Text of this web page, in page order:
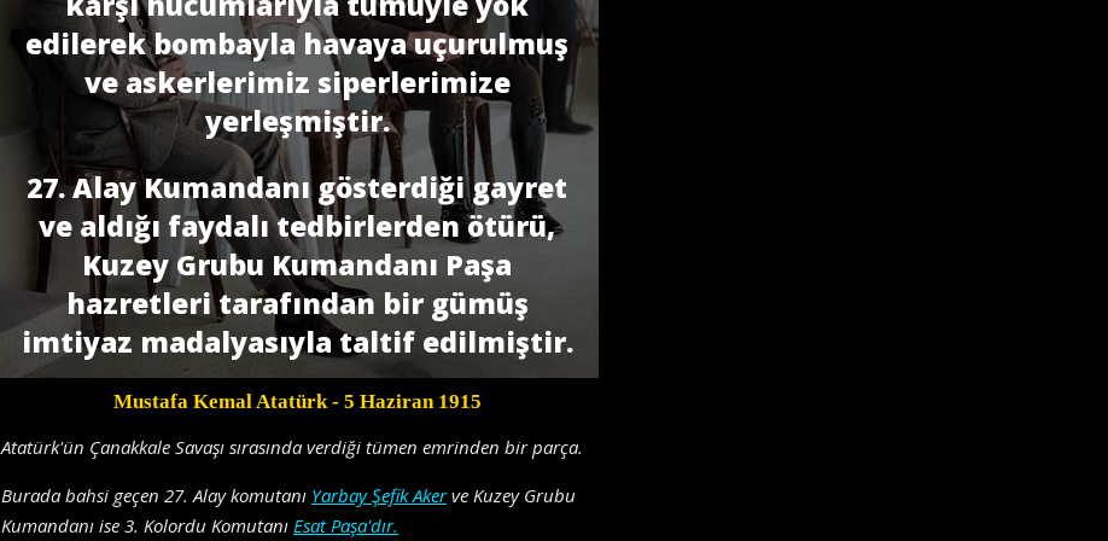
edilerek bombayla havaya uçurulmuş
ve askerlerimiz siperlerimize
yerleşmiştir.
27. Alay Kumandanı gösterdiği gayret
ve aldığı faydalı tedbirlerden ötürü,
Kuzey Grubu Kumandanı Paşa
hazretleri tarafından bir gümüş
imtiyaz madalyasıyla taltif edilmiştir.
Mustafa Kemal Atatürk- 5 Haziran 1915
Atatürk'ün Çanakkale Savaşı sırasında verdiği tümen emrinden bir parça.
Burada bahsi geçen 27. Alay komutanı Yarbay Şefik Akerve Kuzey Grubu
Kumandanı ise 3. Kolordu Komutanı Esat Paşa'dır.